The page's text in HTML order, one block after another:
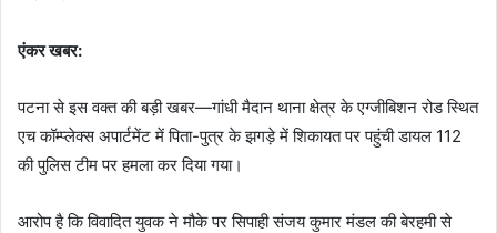
एंकर खबर:
पटना से इस वक्त की बड़ी खबर—गांधी मैदान थाना क्षेत्र के एग्जीबिशन रोड स्थित
एच कॉम्प्लेक्स अपार्टमेंट में पिता-पुत्र के झगड़े में शिकायत पर पहुंची डायल 112
की पुलिस टीम पर हमला कर दिया गया।
आरोप है कि विवादित युवक ने मौके पर सिपाही संजय कुमार मंडल की बेरहमी से